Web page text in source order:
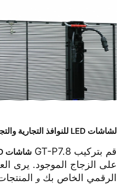
لشاشات LED للنوافذ التجارية والتجزئة
قم بتركيب GT-P7.8 شاشات LED شفافة
الرقمي الخاص بك و